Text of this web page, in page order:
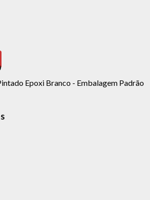
Epoxi Branco - Embalagem Padrão